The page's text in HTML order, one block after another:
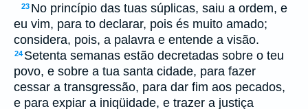
23 No princípio das tuas súplicas, saiu a ordem, e
eu vim, para to declarar, pois és muito amado;
considera, pois, a palavra e entende a visão.
24 Setenta semanas estão decretadas sobre o teu
povo, e sobre a tua santa cidade, para fazer
cessar a transgressão, para dar fim aos pecados,
e para expiar a iniqüidade, e trazer a justiça